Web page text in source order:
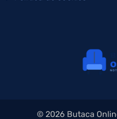
© 2026 Butaca